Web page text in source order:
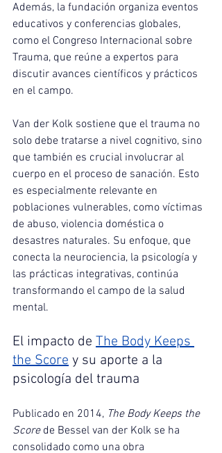
Además, la fundación organiza eventos
educativos y conferencias globales,
como el Congreso Internacional sobre
Trauma, que reúne a expertos para
discutir avances científicos y prácticos
en el campo.
Van der Kolk sostiene que el trauma no
solo debe tratarse a nivel cognitivo, sino
que también es crucial involucrar al
cuerpo en el proceso de sanación. Esto
es especialmente relevante en
poblaciones vulnerables, como víctimas
de abuso, violencia doméstica o
desastres naturales. Su enfoque, que
conecta la neurociencia, la psicología y
las prácticas integrativas, continúa
transformando el campo de la salud
mental.
El impacto de The Body Keeps
the Score y su aporte a la
psicología del trauma
Publicado en 2014, The Body Keeps the
Score de Bessel van der Kolk se ha
consolidado como una obra